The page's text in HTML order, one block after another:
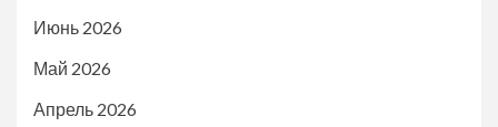
Июнь 2026
Май 2026
Апрель 2026